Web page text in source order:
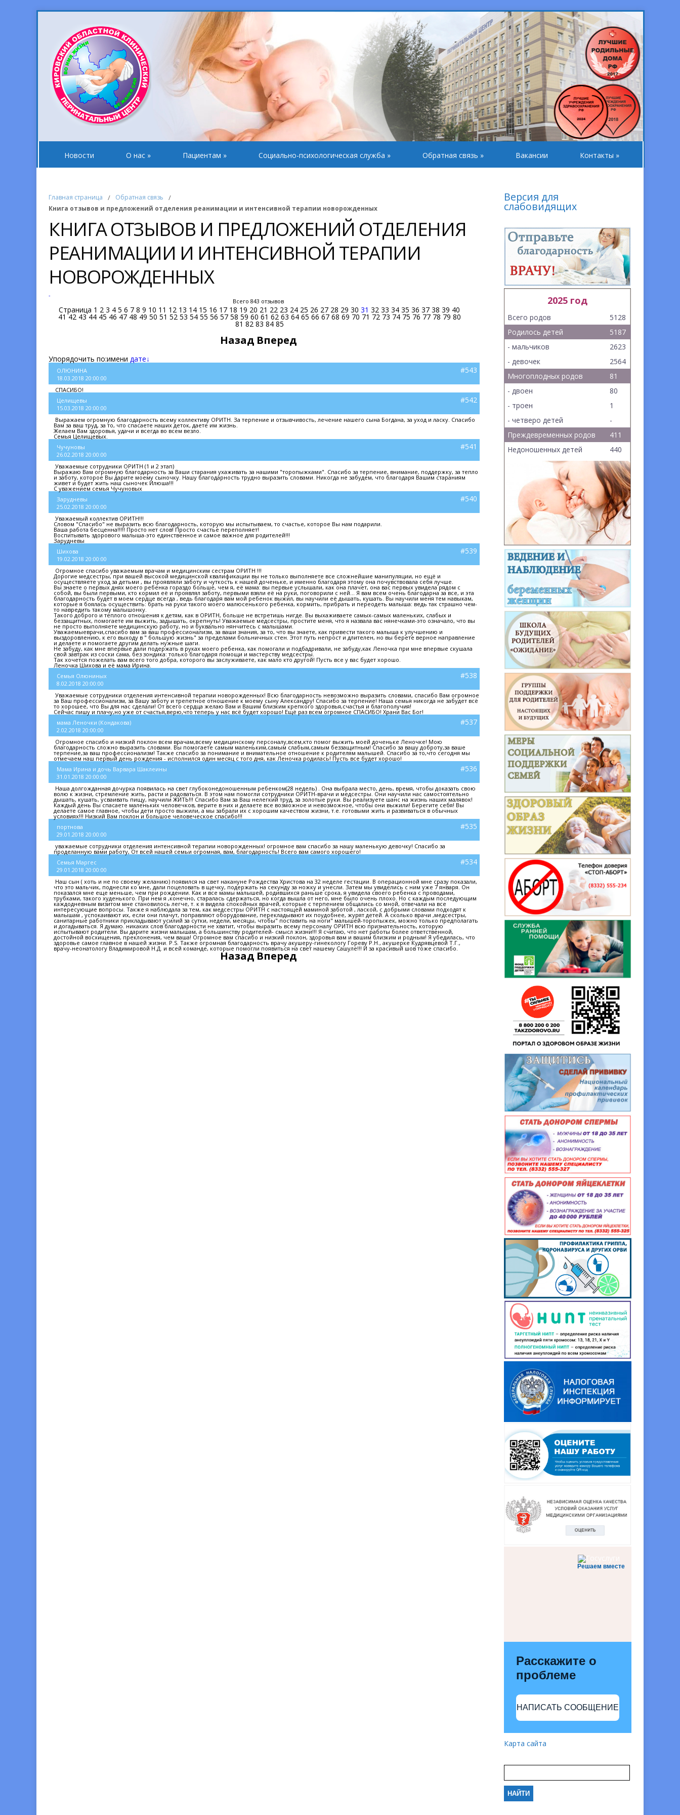
Новости О нас » Пациентам » Социально-психологическая служба » Обратная связь » Вакансии Контакты »
Главная страница / Обратная связь /
Книга отзывов и предложений отделения реанимации и интенсивной терапии новорожденных
КНИГА ОТЗЫВОВ И ПРЕДЛОЖЕНИЙ ОТДЕЛЕНИЯ
РЕАНИМАЦИИ И ИНТЕНСИВНОЙ ТЕРАПИИ
НОВОРОЖДЕННЫХ
-
Всего 843 отзывов
Страница 1 2 3 4 5 6 7 8 9 10 11 12 13 14 15 16 17 18 19 20 21 22 23 24 25 26 27 28 29 30 31 32 33 34 35 36 37 38 39 40
41 42 43 44 45 46 47 48 49 50 51 52 53 54 55 56 57 58 59 60 61 62 63 64 65 66 67 68 69 70 71 72 73 74 75 76 77 78 79 80
81 82 83 84 85
Назад Вперед
Упорядочить по:имени дате↓
ОЛЮНИНА
18.03.2018 20:00:00
#543
СПАСИБО!
Целищевы
15.03.2018 20:00:00
#542
Выражаем огромную благодарность всему коллективу ОРИТН. За терпение и отзывчивость, лечение нашего сына Богдана, за уход и ласку. Спасибо
Вам за ваш труд, за то, что спасаете наших деток, даете им жизнь.
Желаем Вам здоровья, удачи и всегда во всем везло.
Семья Целищевых.
Чучуновы
26.02.2018 20:00:00
#541
Уважаемые сотрудники ОРИТН (1 и 2 этап)
Выражаю Вам огромную благодарность за Ваши старания ухаживать за нашими "торопыжками". Спасибо за терпение, внимание, поддержку, за тепло
и заботу, которое Вы дарите моему сыночку. Нашу благодарность трудно выразить словами. Никогда не забудем, что благодаря Вашим стараниям
живет и будет жить наш сыночек Илюша!!!
С уважением семья Чучуновых
Зарудневы
25.02.2018 20:00:00
#540
Уважаемый коллектив ОРИТН!!!
Словом "Спасибо" не выразить всю благодарность, которую мы испытываем, то счастье, которое Вы нам подарили.
Ваша работа бесценна!!!!! Просто нет слов! Просто счастье переполняет!
Воспитывать здорового малыша-это единственное и самое важное для родителей!!!
Зарудневы
Шихова
19.02.2018 20:00:00
#539
Огромное спасибо уважаемым врачам и медицинским сестрам ОРИТН !!!
Дорогие медсестры, при вашей высокой медицинской квалификации вы не только выполняете все сложнейшие манипуляции, но ещё и
осуществляете уход за детьми , вы проявляли заботу и чуткость к нашей доченьке, и именно благодаря этому она почувствовала себя лучше.
Вы знаете о первых днях моего ребенка гораздо больше, чем я, её мама: вы первые услышали, как она плачет, она вас первых увидела рядом с
собой, вы были первыми, кто кормил её и проявлял заботу, первыми взяли её на руки, поговорили с ней... Я вам всем очень благодарна за все, и эта
благодарность будет в моем сердце всегда , ведь благодаря вам мой ребенок выжил, вы научили её дышать, кушать. Вы научили меня тем навыкам,
которые я боялась осуществить: брать на руки такого моего малюсенького ребенка, кормить, прибрать и переодеть малыша: ведь так страшно чем-
то навредить такому малышонку.
Такого доброго и теплого отношения к детям, как в ОРИТН, больше не встретишь нигде. Вы выхаживаете самых-самых маленьких, слабых и
беззащитных, помогаете им выжить, задышать, окрепнуть! Уважаемые медсестры, простите меня, что я назвала вас нянечками-это означало, что вы
не просто выполняете медицинскую работу, но и буквально нянчитесь с малышами.
Уважаемыеврачи,спасибо вам за ваш профессионализм, за ваши знания, за то, что вы знаете, как привести такого малыша к улучшению и
выздоровлению, к его выходу в " большую жизнь" за пределами больничных стен. Этот путь непрост и длителен, но вы берете верное направление
и делаете и помогаете другим делать нужные шаги.
Не забуду, как мне впервые дали подержать в руках моего ребенка, как помогали и подбадривали, не забуду,как Леночка при мне впервые скушала
свой завтрак из соски сама, без зондика: только благодаря помощи и мастерству медсестры.
Так хочется пожелать вам всего того добра, которого вы заслуживаете, как мало кто другой! Пусть все у вас будет хорошо.
Леночка Шихова и её мама Ирина.
Семья Олюниных
8.02.2018 20:00:00
#538
Уважаемые сотрудники отделения интенсивной терапии новорожденных! Всю благодарность невозможно выразить словами, спасибо Вам огромное
за Ваш профессионализм, за Вашу заботу и трепетное отношение к моему сыну Александру! Спасибо за терпение! Наша семья никогда не забудет всё
то хорошее, что Вы для нас сделали! От всего сердца желаю Вам и Вашим близким крепкого здоровья,счастья и благополучия!
Сейчас пишу и плачу,но уже от счастья,верю,что теперь у нас всё будет хорошо! Ещё раз всем огромное СПАСИБО! Храни Вас Бог!
мама Леночки (Кондакова)
2.02.2018 20:00:00
#537
Огромное спасибо и низкий поклон всем врачам,всему медицинскому персоналу,всем,кто помог выжить моей доченьке Леночке! Мою
благодарность сложно выразить словами. Вы помогаете самым маленьким,самым слабым,самым беззащитным! Спасибо за вашу доброту,за ваше
терпение,за ваш профессионализм! Также спасибо за понимание и внимательное отношение к родителям малышей. Спасибо за то,что сегодня мы
отмечаем наш первый день рождения - исполнился один месяц с того дня, как Леночка родилась! Пусть все будет хорошо!
Мама Ирина и дочь Варвара Шаклеины
31.01.2018 20:00:00
#536
Наша долгожданная дочурка появилась на свет глубоконедоношенным ребенком(28 недель) . Она выбрала место, день, время, чтобы доказать свою
волю к жизни, стремление жить, расти и радоваться. В этом нам помогли сотрудники ОРИТН-врачи и медсестры. Они научили нас самостоятельно
дышать, кушать, усваивать пищу, научили ЖИТЬ!!! Спасибо Вам за Ваш нелегкий труд, за золотые руки. Вы реализуете шанс на жизнь наших малявок!
Каждый день Вы спасаете маленьких человечков, верите в них и делаете все возможное и невозможное, чтобы они выжили! Берегите себя! Вы
делаете самое главное, чтобы дети просто выжили, а мы забрали их с хорошим качеством жизни, т.е. готовыми жить и развиваться в обычных
условиях!!! Низкий Вам поклон и большое человеческое спасибо!!!
портнова
29.01.2018 20:00:00
#535
уважаемые сотрудники отделения интенсивной терапии новорожденных! огромное вам спасибо за нашу маленькую девочку! Спасибо за
проделанную вами работу, От всей нашей семьи огромная, вам, благодарность! Всего вам самого хорошего!
Семья Маргес
29.01.2018 20:00:00
#534
Наш сын ( хоть и не по своему желанию) появился на свет накануне Рождества Христова на 32 неделе гестации. В операционной мне сразу показали,
что это мальчик, поднесли ко мне, дали поцеловать в щечку, подержать на секунду за ножку и унесли. Затем мы увиделись с ним уже 7 января. Он
показался мне еще меньше, чем при рождении. Как и все мамы малышей, родившихся раньше срока, я увидела своего ребенка с проводами,
трубками, такого худенького. При нем я ,конечно, старалась сдержаться, но когда вышла от него, мне было очень плохо. Но с каждым последующим
каждодневным визитом мне становилось легче, т. к я видела спокойных врачей, которые с терпением общались со мной, отвечали на все
интересующие вопросы. Также я наблюдала за тем, как медсестры ОРИТН с настоящей маминой заботой , лаской, с добрыми словами подходят к
малышам , успокаивают их, если они плачут, поправляют оборудование, перекладывают их поудобнее, журят детей. А сколько врачи ,медсестры,
санитарные работники прикладывают усилий за сутки, недели, месяцы, чтобы" поставить на ноги" малышей-торопыжек, можно только предполагать
и догадываться. Я думаю. никаких слов благодарности не хватит, чтобы выразить всему персоналу ОРИТН всю признательность, которую
испытывают родители. Вы дарите жизни малышам, а большинству родителей- смысл жизни!!! Я считаю, что нет работы более ответственной,
достойной восхищения, преклонения, чем ваша! Огромное вам спасибо и низкий поклон, здоровья вам и вашим близким и родным! Я убедилась, что
здоровье самое главное в нашей жизни. P.S. Также огромная благодарность врачу акушеру-гинекологу Гореву Р.Н., акушерке Кудрявцевой Т.Г.,
врачу-неонатологу Владимировой Н.Д. и всей команде, которые помогли появиться на свет нашему Сашуле!!! И за красивый шов тоже спасибо.
Назад Вперед
Версия для
слабовидящих
2025 год
Всего родов
5128
Родилось детей
5187
- мальчиков
2623
- девочек
2564
Многоплодных родов
81
- двоен
80
- троен
1
- четверо детей
-
Преждевременных родов
411
Недоношенных детей
440
Решаем вместе
Расскажите о
проблеме
НАПИСАТЬ СООБЩЕНИЕ
Карта сайта